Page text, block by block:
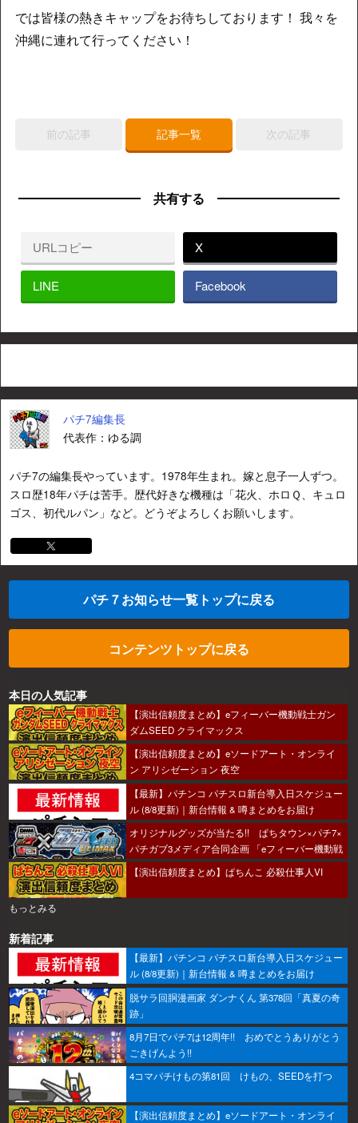
では皆様の熱きキャップをお待ちしております！ 我々を
沖縄に連れて行ってください！
前の記事 記事一覧 次の記事
共有する
URLコピー X
LINE Facebook
パチ7編集長
代表作：ゆる調
パチ7の編集長やっています。1978年生まれ。嫁と息子一人ずつ。
スロ歴18年パチは苦手。歴代好きな機種は「花火、ホロＱ、キュロ
ゴス、初代ルパン」など。どうぞよろしくお願いします。
パチ７お知らせ一覧トップに戻る
コンテンツトップに戻る
本日の人気記事
【演出信頼度まとめ】eフィーバー機動戦士ガン
ダムSEED クライマックス
【演出信頼度まとめ】eソードアート・オンライ
ン アリシゼーション 夜空
【最新】パチンコ パチスロ新台導入日スケジュー
ル (8/8更新)｜新台情報 & 噂まとめをお届け
オリジナルグッズが当たる!! ぱちタウン×パチ7×
パチガブ3メディア合同企画 「eフィーバー機動戦
士ガンダムSEED クライマックスをこのホールで
打ちたい！」キャンペーン開催
【演出信頼度まとめ】ぱちんこ 必殺仕事人VI
もっとみる
新着記事
【最新】パチンコ パチスロ新台導入日スケジュー
ル (8/8更新)｜新台情報 & 噂まとめをお届け
脱サラ回胴漫画家 ダンナくん 第378回「真夏の奇
跡」
8月7日でパチ7は12周年!! おめでとうありがとう
ごきげんよう!!
4コマパチけもの第81回 けもの、SEEDを打つ
【演出信頼度まとめ】eソードアート・オンライ